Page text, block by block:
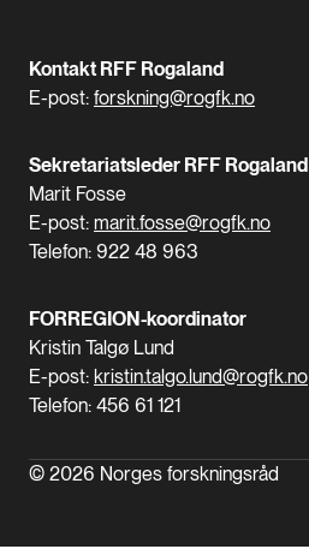
Kontakt RFF Rogaland
E-post: forskning@rogfk.no
Sekretariatsleder RFF Rogaland
Marit Fosse
E-post: marit.fosse@rogfk.no
Telefon: 922 48 963
FORREGION-koordinator
Kristin Talgø Lund
E-post: kristin.talgo.lund@rogfk.no
Telefon: 456 61 121
© 2026 Norges forskningsråd